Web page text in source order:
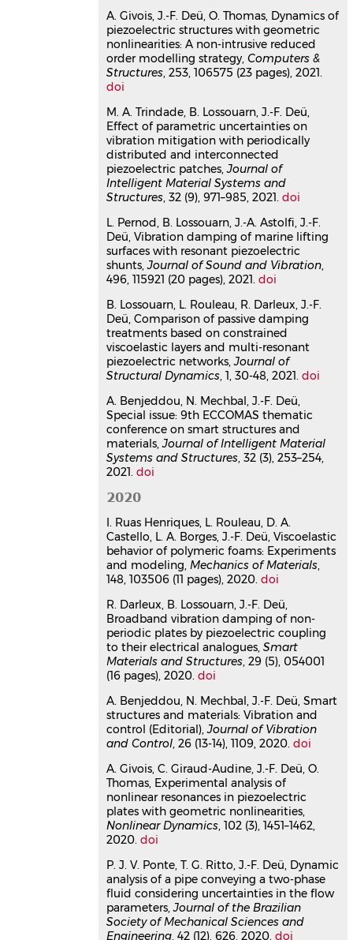
Article dans une revue
hal-
04016963v1
Hydroelastic linearized
vibrations taking into account
prestressed effects due to
Numerical vs. experimental
results
Christophe Hoareau,Jean-François
Deü,Roger Ohayon
Journal of Fluids and Structures
112, pp.103596.
⟨10.1016/j.jfluidstructs.2022.103596⟩
Article dans une revue hal-
03996035v1
Electrical analogs of curved
beams and application to
Robin Darleux,Boris Lossouarn,Ivan
Giorgio,Francesco Dell’isola,Jean-
François Deü
Mathematics and Mechanics of Solids
2022, 27 (4), pp.578-601.
⟨10.1177/10812865211027622⟩
Article dans une revue hal-
03427357v1
An analogue twin for
piezoelectric vibration damping
of multiple nonlinear
resonances
Boris Lossouarn
Jean-François Deü
Journal of Sound and Vibration, 2021,
511, pp.116323.
⟨10.1016/j.jsv.2021.116323⟩
Article dans une revue hal-
03445568v1
Comparison of passive damping
treatments based on
constrained viscoelastic layers
and multi-resonant piezoelectric
networks
Boris Lossouarn,Lucie Rouleau,Robin
Darleux, Jean-François Deü
Journal of Structural Dynamics, 2021,
⟨10.25518/2684-6500.63⟩
Article dans une revue hal-
03445574v1
Numerical analyses of the sound
transmission at low frequencies
of a calibrated Insulating Glazing
Chaïma Soussi,Mathieu Aucejo,Walid
Larbi, Jean-François Deü
Applied Acoustics, 2021, 179,
pp.108065.
⟨10.1016/j.apacoust.2021.108065⟩
A. Givois, J.-F. Deü, O. Thomas, Dynamics of
piezoelectric structures with geometric
nonlinearities: A non-intrusive reduced
order modelling strategy,Computers &
Structures, 253, 106575 (23 pages), 2021.
doi
M. A. Trindade, B. Lossouarn, J.-F. Deü,
Effect of parametric uncertainties on
vibration mitigation with periodically
distributed and interconnected
piezoelectric patches,Journal of
Intelligent Material Systems and
Structures, 32 (9), 971–985, 2021.doi
L. Pernod, B. Lossouarn, J.-A. Astolfi, J.-F.
Deü, Vibration damping of marine lifting
surfaces with resonant piezoelectric
shunts,Journal of Sound and Vibration,
496, 115921 (20 pages), 2021.doi
B. Lossouarn, L. Rouleau, R. Darleux, J.-F.
Deü, Comparison of passive damping
treatments based on constrained
viscoelastic layers and multi-resonant
piezoelectric networks,Journal of
Structural Dynamics, 1, 30-48, 2021.doi
A. Benjeddou, N. Mechbal, J.-F. Deü,
Special issue: 9th ECCOMAS thematic
conference on smart structures and
materials,Journal of Intelligent Material
Systems and Structures, 32 (3), 253–254,
2021.doi
2020
I. Ruas Henriques, L. Rouleau, D. A.
Castello, L. A. Borges, J.-F. Deü, Viscoelastic
behavior of polymeric foams: Experiments
and modeling,Mechanics of Materials,
148, 103506 (11 pages), 2020.doi
R. Darleux, B. Lossouarn, J.-F. Deü,
Broadband vibration damping of non-
periodic plates by piezoelectric coupling
to their electrical analogues,Smart
Materials and Structures, 29 (5), 054001
(16 pages), 2020.doi
A. Benjeddou, N. Mechbal, J.-F. Deü, Smart
structures and materials: Vibration and
control (Editorial),Journal of Vibration
and Control, 26 (13-14), 1109, 2020.doi
A. Givois, C. Giraud-Audine, J.-F. Deü, O.
Thomas, Experimental analysis of
nonlinear resonances in piezoelectric
plates with geometric nonlinearities,
Nonlinear Dynamics, 102 (3), 1451–1462,
2020.doi
P. J. V. Ponte, T. G. Ritto, J.-F. Deü, Dynamic
analysis of a pipe conveying a two-phase
fluid considering uncertainties in the flow
parameters,Journal of the Brazilian
Society of Mechanical Sciences and
Engineering, 42 (12), 626, 2020.doi